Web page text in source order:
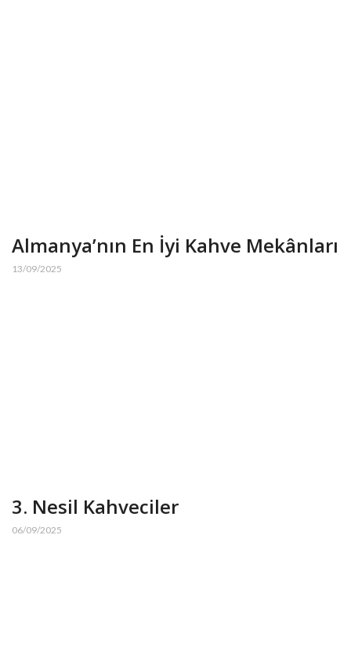
Almanya’nın En İyi Kahve Mekânları
13/09/2025
3. Nesil Kahveciler
06/09/2025